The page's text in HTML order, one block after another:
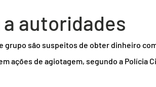
autoridades
grupo são suspeitos de obter dinheiro
ações de agiotagem, segundo a Polícia